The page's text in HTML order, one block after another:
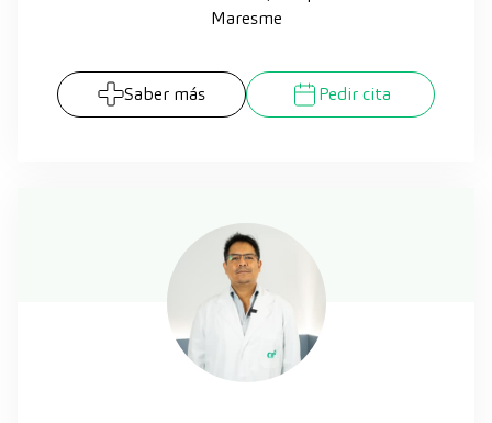
Maresme
Saber más Pedir cita